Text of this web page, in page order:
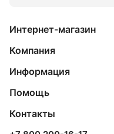
Интернет-магазин
Компания
Информация
Помощь
Контакты